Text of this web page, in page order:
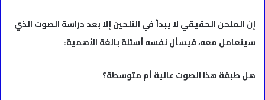
إن الملحن الحقيقي لا يبدأ في التلحين إلا بعد دراسة الصوت الذي
سيتعامل معه، فيسأل نفسه أسئلة بالغة الأهمية:
هل طبقة هذا الصوت عالية أم متوسطة؟